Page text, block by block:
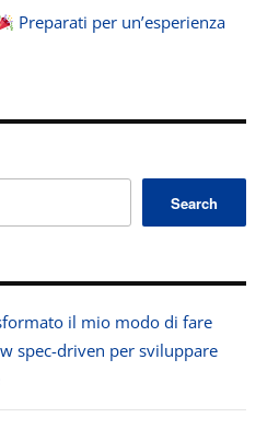
Preparati per un’esperienza
Search
il mio modo di fare
spec-driven per sviluppare